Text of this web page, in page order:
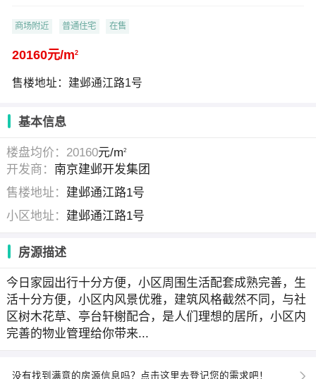
商场附近 普通住宅 在售
20160元/m2
售楼地址：建邺通江路1号
基本信息
楼盘均价：20160元/m2
开发商： 南京建邺开发集团
售楼地址： 建邺通江路1号
小区地址： 建邺通江路1号
房源描述
今日家园出行十分方便，小区周围生活配套成熟完善，生
活十分方便，小区内风景优雅，建筑风格截然不同，与社
区树木花草、亭台轩榭配合，是人们理想的居所，小区内
完善的物业管理给你带来...
没有找到满意的房源信息吗？点击这里去登记您的需求吧！